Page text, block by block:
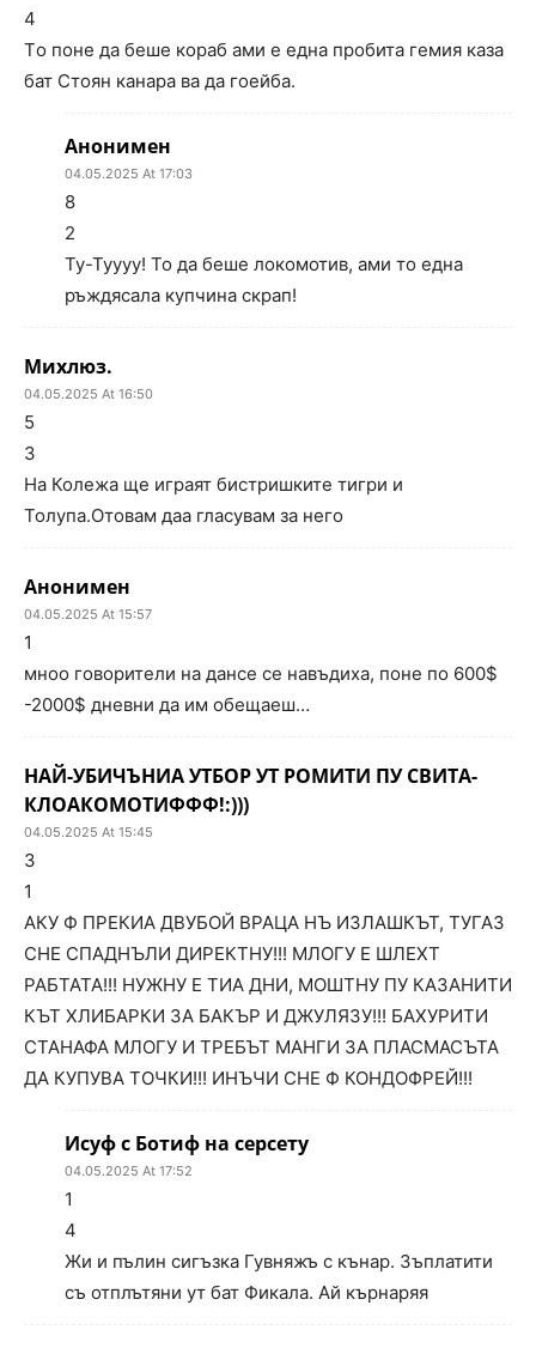
4
Tо поне да беше кораб ами е една пробита гемия каза
бат Стоян канара ва да гоейба.
Анонимен
04.05.2025 At 17:03
8
2
Ту-Туууу! То да беше локомотив, ами то една
ръждясала купчина скрап!
Михлюз.
04.05.2025 At 16:50
5
3
На Колежа ще играят бистришките тигри и
Толупа.Отовам даа гласувам за него
Анонимен
04.05.2025 At 15:57
1
мноо говорители на дансе се навъдиха, поне по 600$
-2000$ дневни да им обещаеш…
НАЙ-УБИЧЪНИА УТБОР УТ РОМИТИ ПУ СВИТА-
КЛОАКОМОТИФФФ!:)))
04.05.2025 At 15:45
3
1
АКУ Ф ПРЕКИА ДВУБОЙ ВРАЦА НЪ ИЗЛАШКЪТ, ТУГАЗ
СНЕ СПАДНЪЛИ ДИРЕКТНУ!!! МЛОГУ Е ШЛЕХТ
РАБТАТА!!! НУЖНУ Е ТИА ДНИ, МОШТНУ ПУ КАЗАНИТИ
КЪТ ХЛИБАРКИ ЗА БАКЪР И ДЖУЛЯЗУ!!! БАХУРИТИ
СТАНАФА МЛОГУ И ТРЕБЪТ МАНГИ ЗА ПЛАСМАСЪТА
ДА КУПУВА ТОЧКИ!!! ИНЪЧИ СНЕ Ф КОНДОФРЕЙ!!!
Исуф с Ботиф на серсету
04.05.2025 At 17:52
1
4
Жи и пълин сигъзка Гувняжъ с кънар. Зъплатити
съ отплътяни ут бат Фикала. Ай кърнаряя